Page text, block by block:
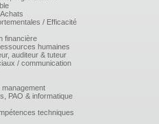
procédés remis au stagiaire
du formateur
d'une cabine équipée de
des éprouvettes de
contrôle par le
les causes des défauts
la solution pour les
/ Efficacité
financière
humaines
auditeur & tuteur
/ communication
PAO & informatique
techniques